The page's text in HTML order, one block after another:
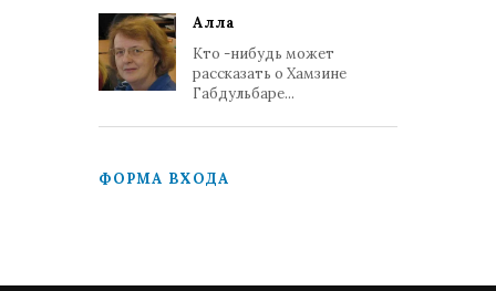
Алла
Кто -нибудь может
рассказать о Хамзине
Габдульбаре...
ФОРМА ВХОДА